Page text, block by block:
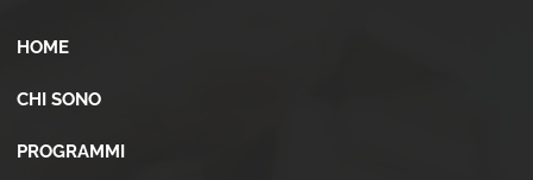
HOME
CHI SONO
PROGRAMMI